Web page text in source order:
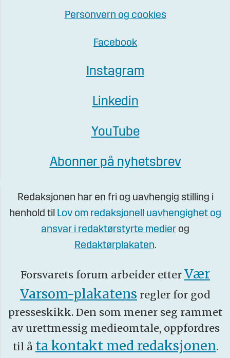
Personvern og cookies
Facebook
Instagram
Linkedin
YouTube
Abonner på nyhetsbrev
Redaksjonen har en fri og uavhengig stilling i
henhold til Lov om redaksjonell uavhengighet og
ansvar i redaktørstyrte medier og
Redaktørplakaten.
Forsvarets forum arbeider etter Vær
Varsom-plakatens regler for god
presseskikk. Den som mener seg rammet
av urettmessig medieomtale, oppfordres
til å ta kontakt med redaksjonen.